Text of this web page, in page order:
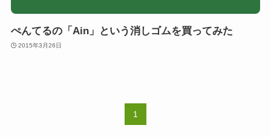
ぺんてるの「Ain」という消しゴムを買ってみた
2015年3月26日
1